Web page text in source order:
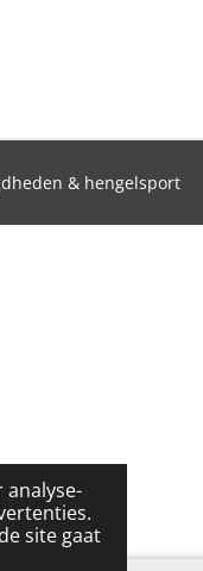
analyse-
site gaat
& hengelsport